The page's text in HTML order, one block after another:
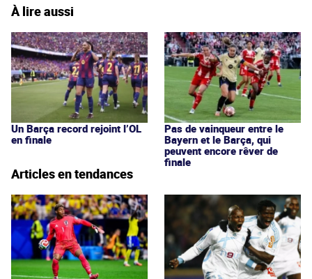
À lire aussi
Un Barça record rejoint l’OL
en finale
Pas de vainqueur entre le
Bayern et le Barça, qui
peuvent encore rêver de
finale
Articles en tendances